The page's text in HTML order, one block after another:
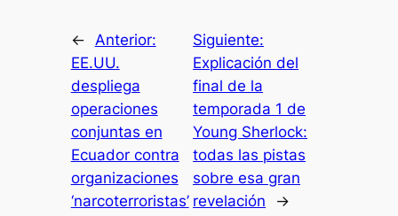
←
Anterior:
EE.UU.
despliega
operaciones
conjuntas en
Ecuador contra
organizaciones
‘narcoterroristas’
Siguiente:
Explicación del
final de la
temporada 1 de
Young Sherlock:
todas las pistas
sobre esa gran
revelación
→